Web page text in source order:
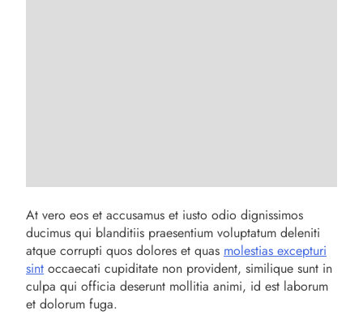
At vero eos et accusamus et iusto odio dignissimos
ducimus qui blanditiis praesentium voluptatum deleniti
atque corrupti quos dolores et quas molestias excepturi
sint occaecati cupiditate non provident, similique sunt in
culpa qui officia deserunt mollitia animi, id est laborum
et dolorum fuga.